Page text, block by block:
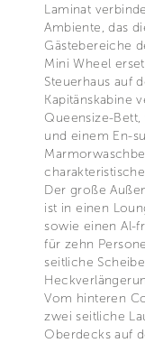
Laminat
Ambiente, das
Gästebereiche
Mini Wheel
Steuerhaus auf
Kapitänskabine
Queensize-
und einem En-
Der große
ist in einen
sowie einen Al-
für zehn
seitliche
Vom hinteren
zwei seitliche
Oberdecks auf